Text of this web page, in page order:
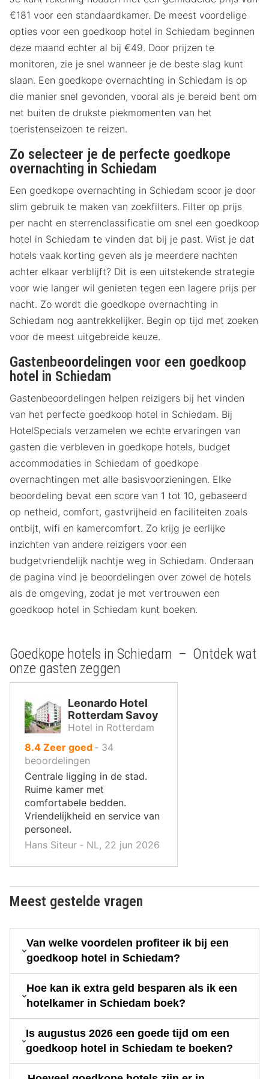
€181 voor een standaardkamer. De meest voordelige
opties voor een goedkoop hotel in Schiedam beginnen
deze maand echter al bij €49. Door prijzen te
monitoren, zie je snel wanneer je de beste slag kunt
slaan. Een goedkope overnachting in Schiedam is op
die manier snel gevonden, vooral als je bereid bent om
net buiten de drukste piekmomenten van het
toeristenseizoen te reizen.
Zo selecteer je de perfecte goedkope
overnachting in Schiedam
Een goedkope overnachting in Schiedam scoor je door
slim gebruik te maken van zoekfilters. Filter op prijs
per nacht en sterrenclassificatie om snel een goedkoop
hotel in Schiedam te vinden dat bij je past. Wist je dat
hotels vaak korting geven als je meerdere nachten
achter elkaar verblijft? Dit is een uitstekende strategie
voor wie langer wil genieten tegen een lagere prijs per
nacht. Zo wordt die goedkope overnachting in
Schiedam nog aantrekkelijker. Begin op tijd met zoeken
voor de meest uitgebreide keuze.
Gastenbeoordelingen voor een goedkoop
hotel in Schiedam
Gastenbeoordelingen helpen reizigers bij het vinden
van het perfecte goedkoop hotel in Schiedam. Bij
HotelSpecials verzamelen we echte ervaringen van
gasten die verbleven in goedkope hotels, budget
accommodaties in Schiedam of goedkope
overnachtingen met alle basisvoorzieningen. Elke
beoordeling bevat een score van 1 tot 10, gebaseerd
op netheid, comfort, gastvrijheid en faciliteiten zoals
ontbijt, wifi en kamercomfort. Zo krijg je eerlijke
inzichten van andere reizigers voor een
budgetvriendelijk nachtje weg in Schiedam. Onderaan
de pagina vind je beoordelingen over zowel de hotels
als de omgeving, zodat je met vertrouwen een
goedkoop hotel in Schiedam kunt boeken.
Goedkope hotels in Schiedam – Ontdek wat
onze gasten zeggen
Leonardo Hotel
Rotterdam Savoy
Hotel in Rotterdam
8.4uit
10
,
Zeer goed ‐ 34
beoordelingen
Centrale ligging in de stad.
Ruime kamer met
comfortabele bedden.
Vriendelijkheid en service van
personeel.
Hans Siteur ‐ NL, 22 jun 2026
Meest gestelde vragen
Van welke voordelen profiteer ik bij een
goedkoop hotel in Schiedam?
Hoe kan ik extra geld besparen als ik een
hotelkamer in Schiedam boek?
Is augustus 2026 een goede tijd om een
goedkoop hotel in Schiedam te boeken?